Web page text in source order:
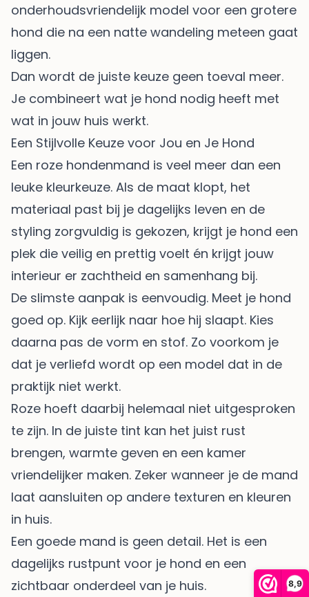
8,9
onderhoudsvriendelijk model voor een grotere
hond die na een natte wandeling meteen gaat
liggen.
Dan wordt de juiste keuze geen toeval meer.
Je combineert wat je hond nodig heeft met
wat in jouw huis werkt.
Een Stijlvolle Keuze voor Jou en Je Hond
Een roze hondenmand is veel meer dan een
leuke kleurkeuze. Als de maat klopt, het
materiaal past bij je dagelijks leven en de
styling zorgvuldig is gekozen, krijgt je hond een
plek die veilig en prettig voelt én krijgt jouw
interieur er zachtheid en samenhang bij.
De slimste aanpak is eenvoudig. Meet je hond
goed op. Kijk eerlijk naar hoe hij slaapt. Kies
daarna pas de vorm en stof. Zo voorkom je
dat je verliefd wordt op een model dat in de
praktijk niet werkt.
Roze hoeft daarbij helemaal niet uitgesproken
te zijn. In de juiste tint kan het juist rust
brengen, warmte geven en een kamer
vriendelijker maken. Zeker wanneer je de mand
laat aansluiten op andere texturen en kleuren
in huis.
Een goede mand is geen detail. Het is een
dagelijks rustpunt voor je hond en een
zichtbaar onderdeel van je huis.